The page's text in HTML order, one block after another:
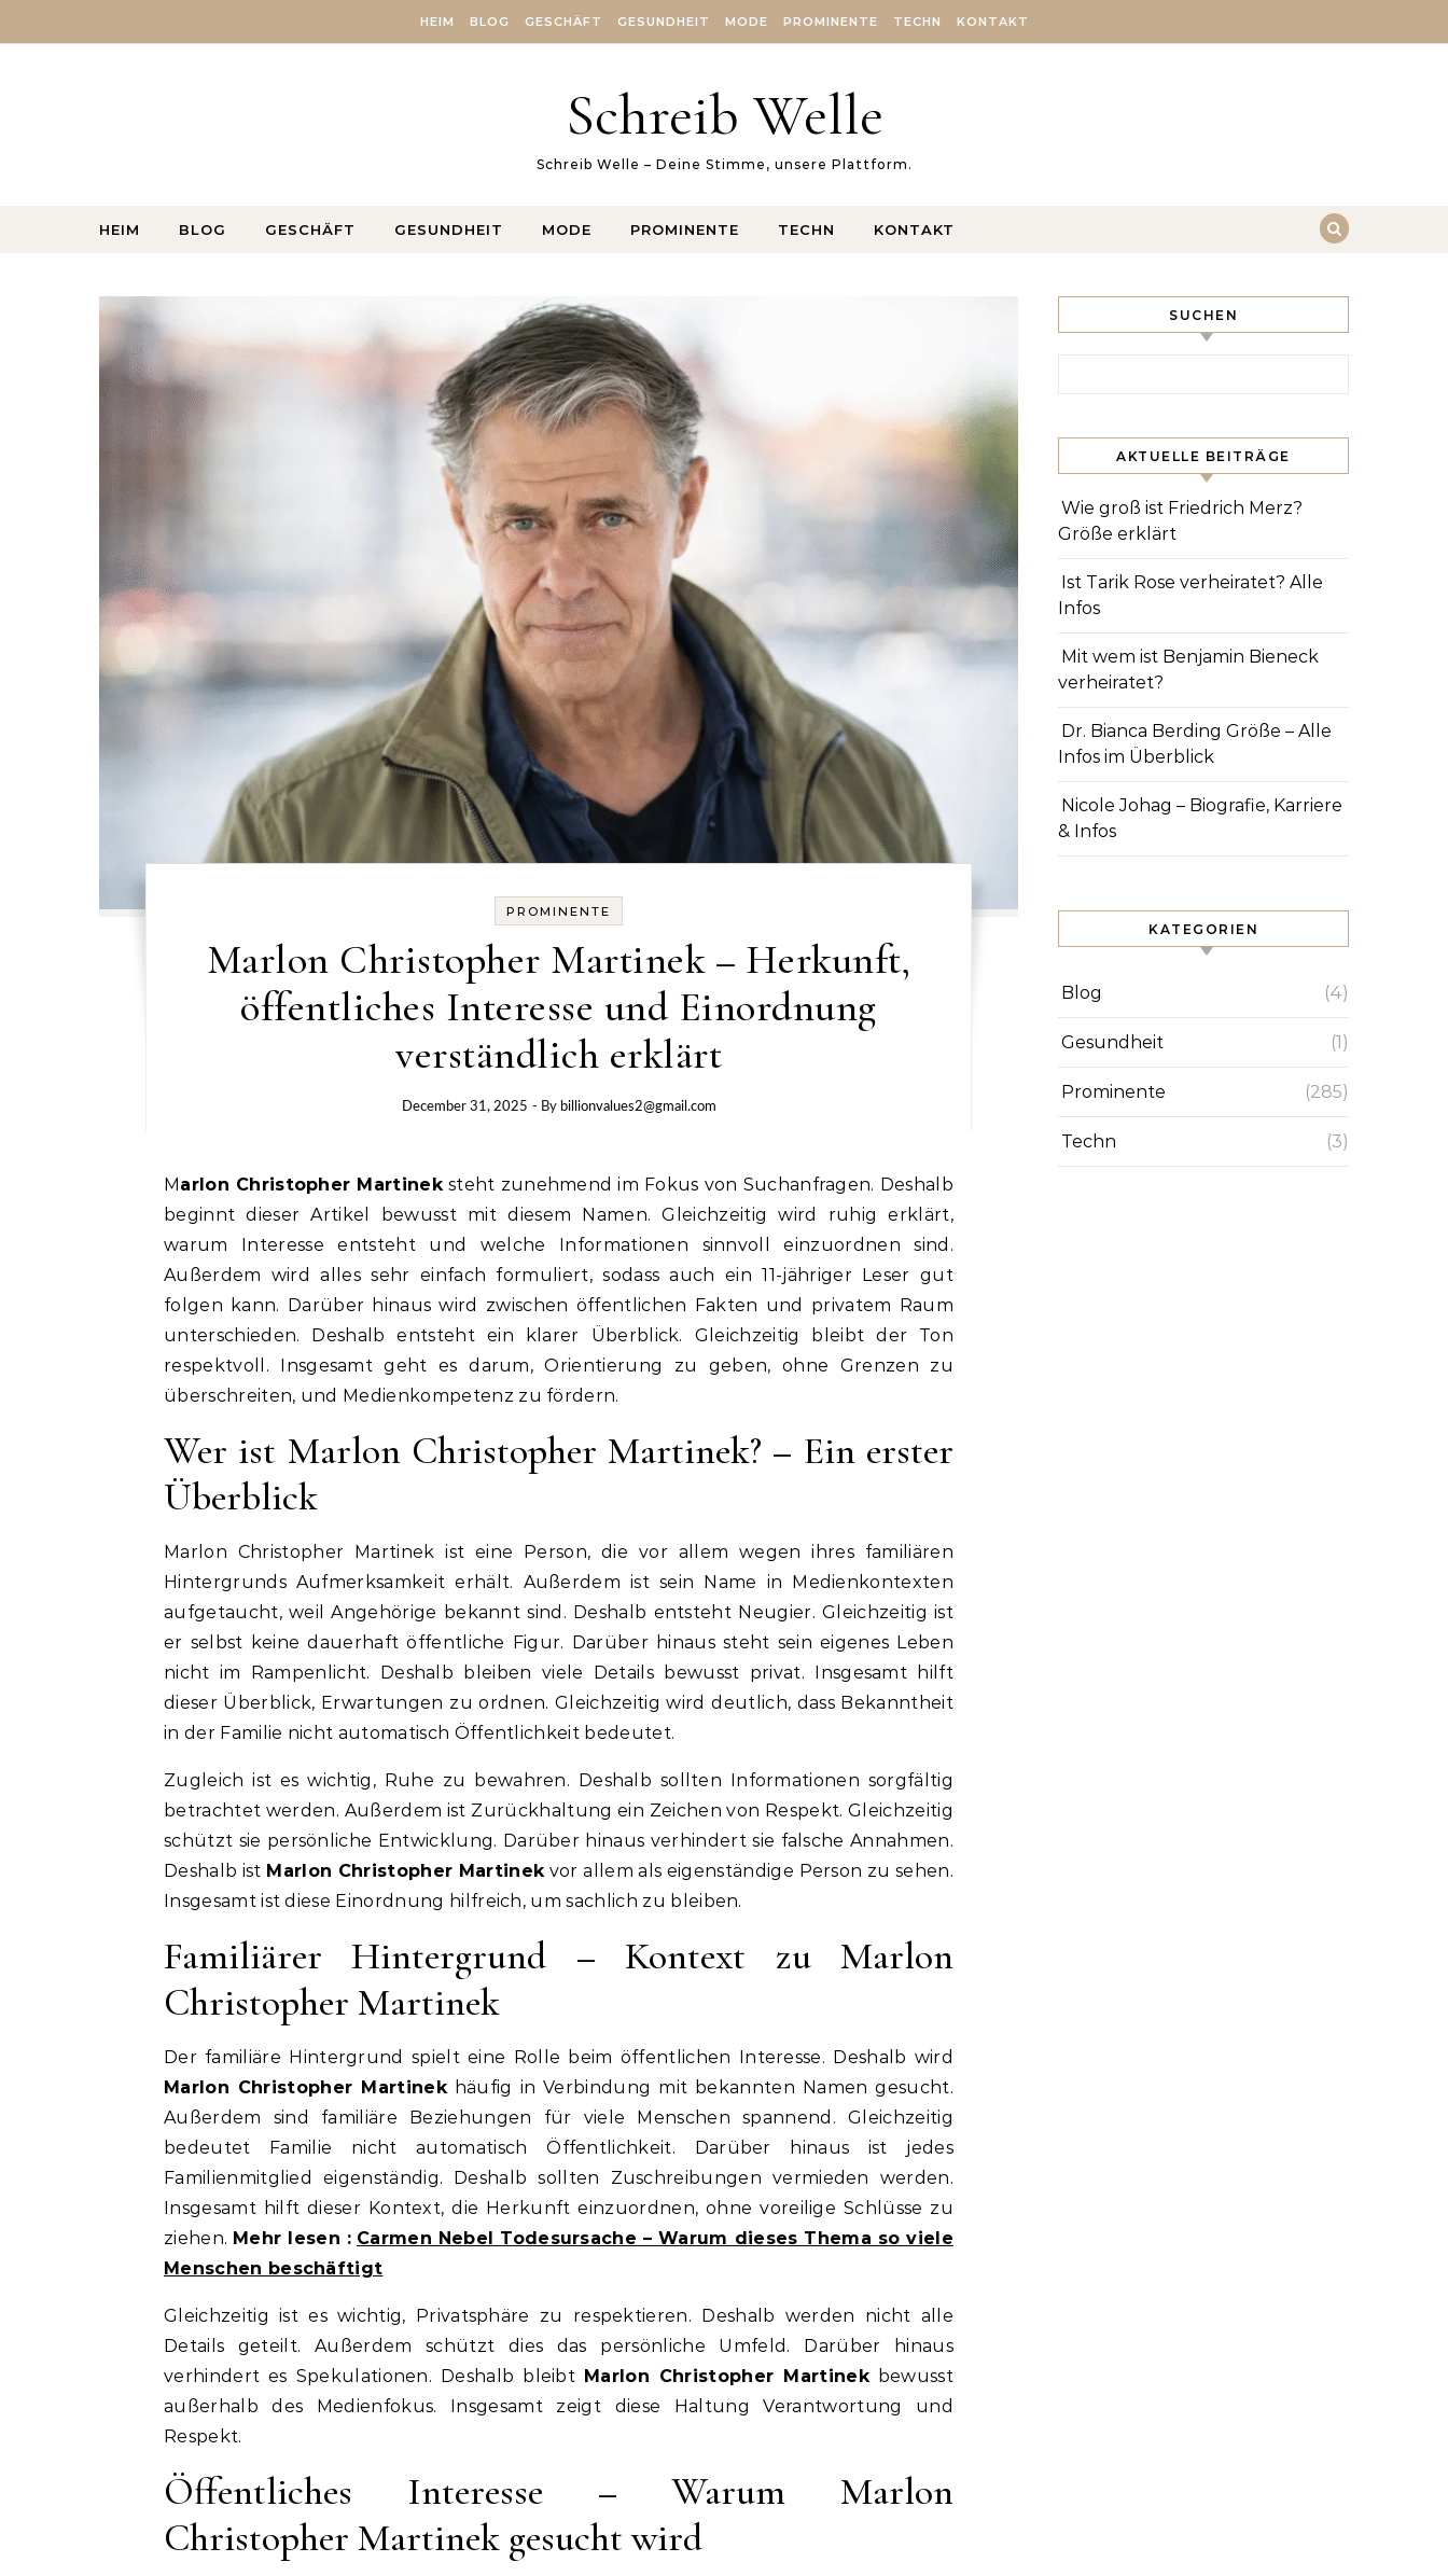
HEIM BLOG GESCHÄFT GESUNDHEIT MODE PROMINENTE TECHN KONTAKT
Schreib Welle
Schreib Welle – Deine Stimme, unsere Plattform.
HEIM BLOG GESCHÄFT GESUNDHEIT MODE PROMINENTE TECHN KONTAKT
PROMINENTE
Marlon Christopher Martinek – Herkunft,
öffentliches Interesse und Einordnung
verständlich erklärt
December 31, 2025 - By billionvalues2@gmail.com
Marlon Christopher Martinek steht zunehmend im Fokus von Suchanfragen. Deshalb
beginnt dieser Artikel bewusst mit diesem Namen. Gleichzeitig wird ruhig erklärt,
warum Interesse entsteht und welche Informationen sinnvoll einzuordnen sind.
Außerdem wird alles sehr einfach formuliert, sodass auch ein 11-jähriger Leser gut
folgen kann. Darüber hinaus wird zwischen öffentlichen Fakten und privatem Raum
unterschieden. Deshalb entsteht ein klarer Überblick. Gleichzeitig bleibt der Ton
respektvoll. Insgesamt geht es darum, Orientierung zu geben, ohne Grenzen zu
überschreiten, und Medienkompetenz zu fördern.
Wer ist Marlon Christopher Martinek? – Ein erster
Überblick
Marlon Christopher Martinek ist eine Person, die vor allem wegen ihres familiären
Hintergrunds Aufmerksamkeit erhält. Außerdem ist sein Name in Medienkontexten
aufgetaucht, weil Angehörige bekannt sind. Deshalb entsteht Neugier. Gleichzeitig ist
er selbst keine dauerhaft öffentliche Figur. Darüber hinaus steht sein eigenes Leben
nicht im Rampenlicht. Deshalb bleiben viele Details bewusst privat. Insgesamt hilft
dieser Überblick, Erwartungen zu ordnen. Gleichzeitig wird deutlich, dass Bekanntheit
in der Familie nicht automatisch Öffentlichkeit bedeutet.
Zugleich ist es wichtig, Ruhe zu bewahren. Deshalb sollten Informationen sorgfältig
betrachtet werden. Außerdem ist Zurückhaltung ein Zeichen von Respekt. Gleichzeitig
schützt sie persönliche Entwicklung. Darüber hinaus verhindert sie falsche Annahmen.
Deshalb ist Marlon Christopher Martinek vor allem als eigenständige Person zu sehen.
Insgesamt ist diese Einordnung hilfreich, um sachlich zu bleiben.
Familiärer Hintergrund – Kontext zu Marlon
Christopher Martinek
Der familiäre Hintergrund spielt eine Rolle beim öffentlichen Interesse. Deshalb wird
Marlon Christopher Martinekhäufig in Verbindung mit bekannten Namen gesucht.
Außerdem sind familiäre Beziehungen für viele Menschen spannend. Gleichzeitig
bedeutet Familie nicht automatisch Öffentlichkeit. Darüber hinaus ist jedes
Familienmitglied eigenständig. Deshalb sollten Zuschreibungen vermieden werden.
Insgesamt hilft dieser Kontext, die Herkunft einzuordnen, ohne voreilige Schlüsse zu
ziehen. Mehr lesen : Carmen Nebel Todesursache – Warum dieses Thema so viele
Menschen beschäftigt
Gleichzeitig ist es wichtig, Privatsphäre zu respektieren. Deshalb werden nicht alle
Details geteilt. Außerdem schützt dies das persönliche Umfeld. Darüber hinaus
verhindert es Spekulationen. Deshalb bleibt Marlon Christopher Martinekbewusst
außerhalb des Medienfokus. Insgesamt zeigt diese Haltung Verantwortung und
Respekt.
Öffentliches Interesse – Warum Marlon
Christopher Martinek gesucht wird
SUCHEN
AKTUELLE BEITRÄGE
Wie groß ist Friedrich Merz?
Größe erklärt
Ist Tarik Rose verheiratet? Alle
Infos
Mit wem ist Benjamin Bieneck
verheiratet?
Dr. Bianca Berding Größe – Alle
Infos im Überblick
Nicole Johag – Biografie, Karriere
& Infos
KATEGORIEN
Blog (4)
Gesundheit (1)
Prominente (285)
Techn (3)